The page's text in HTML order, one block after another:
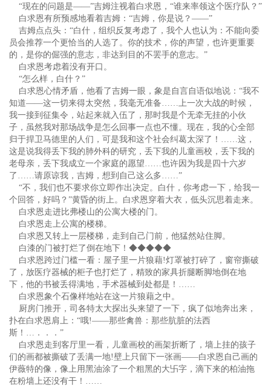
“现在的问题是——”吉姆注视着白求恩，“谁来率领这个医疗队？”
白求恩有所预感地看着吉姆：“吉姆，你是说？——”
吉姆点点头：“白什，组织反复考虑了，我个人也认为：不能向委
员会推荐一个更恰当的人选了。你的技术，你的声望，也许更重要
的，是你的倔强的意志，非达到目的不罢手的意志。”
白求恩考虑着没有开口。
“怎么样，白什？”
白求恩心情矛盾，他看了吉姆一眼，象是自言自语似地说：“我不
知道——这一切来得太突然，我毫无准备……上一次大战的时候，
我一接到征集令，站起来就入伍了，那时我是个无牵无挂的小伙
子，虽然我对那场战争是怎么回事一点也不懂。现在，我的心全部
归于捍卫马德里的人们，可是我和这个社会纠葛太深了！……这，
这是说我得丢下我的肺外科的研究，丢下我的儿童画校，丢下我的
老母亲，丢下我成立一个家庭的愿望……也许因为我是四十六岁
了……请原谅我，吉姆，想到自己这么多……”
“不，我们也不要求你立即作出决定。白什，你考虑一下，给我一
个回答，好吗？”黄昏的街上。白求恩穿着大衣，低头沉思着走来。
白求恩走进比弗楼山的公寓大楼的门。
白求恩走上公寓的楼梯。
白求恩又转上一层楼梯，走到自己门前，他猛然站住脚。
白漆的门被打烂了倒在地下！◆◆◆◆◆
白求恩跨过门槛一看：屋子里一片狼藉!灯罩被打碎了，窗帘撕破
了，放医疗器械的柜子也打烂了，精致的家具折腿断脚地倒在地
下，他的书被丢得满地，手术器械到处都是！……
白求恩象个石像样地站在这一片狼藉之中。
厨房门推开，司各特太大探出头来望了一下，疯了似地奔出来，
扑在白求恩肩上：“哦!——那些禽兽：那些肮脏的法西
斯！…．．．”
白求恩走到客厅里一看，儿童画校的画架折断了，墙上挂的孩子
们的画都被撕破了丢满一地!壁上只留下一张画——白求恩自己画的
伊薇特的像，像上用黑油涂了一个粗黑的大卐字，滴下来的柏油拖
在粉墙上还没有干！……